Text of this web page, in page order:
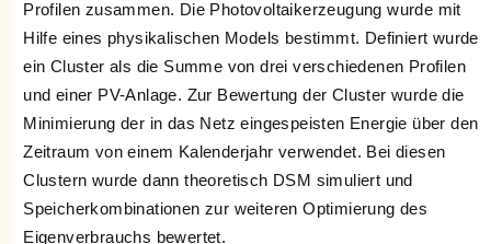
Profilen zusammen. Die Photovoltaikerzeugung wurde mit
Hilfe eines physikalischen Models bestimmt. Definiert wurde
ein Cluster als die Summe von drei verschiedenen Profilen
und einer PV-Anlage. Zur Bewertung der Cluster wurde die
Minimierung der in das Netz eingespeisten Energie über den
Zeitraum von einem Kalenderjahr verwendet. Bei diesen
Clustern wurde dann theoretisch DSM simuliert und
Speicherkombinationen zur weiteren Optimierung des
Eigenverbrauchs bewertet.